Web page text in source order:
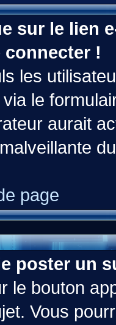
sur le lien
connecter !
les
le
aurait
page
poster un
le bouton
Vous